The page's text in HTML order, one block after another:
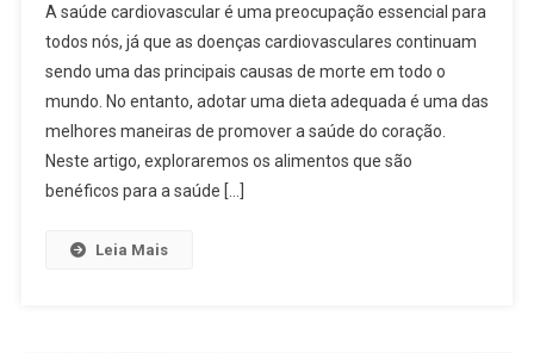
A saúde cardiovascular é uma preocupação essencial para
todos nós, já que as doenças cardiovasculares continuam
sendo uma das principais causas de morte em todo o
mundo. No entanto, adotar uma dieta adequada é uma das
melhores maneiras de promover a saúde do coração.
Neste artigo, exploraremos os alimentos que são
benéficos para a saúde […]
Leia Mais